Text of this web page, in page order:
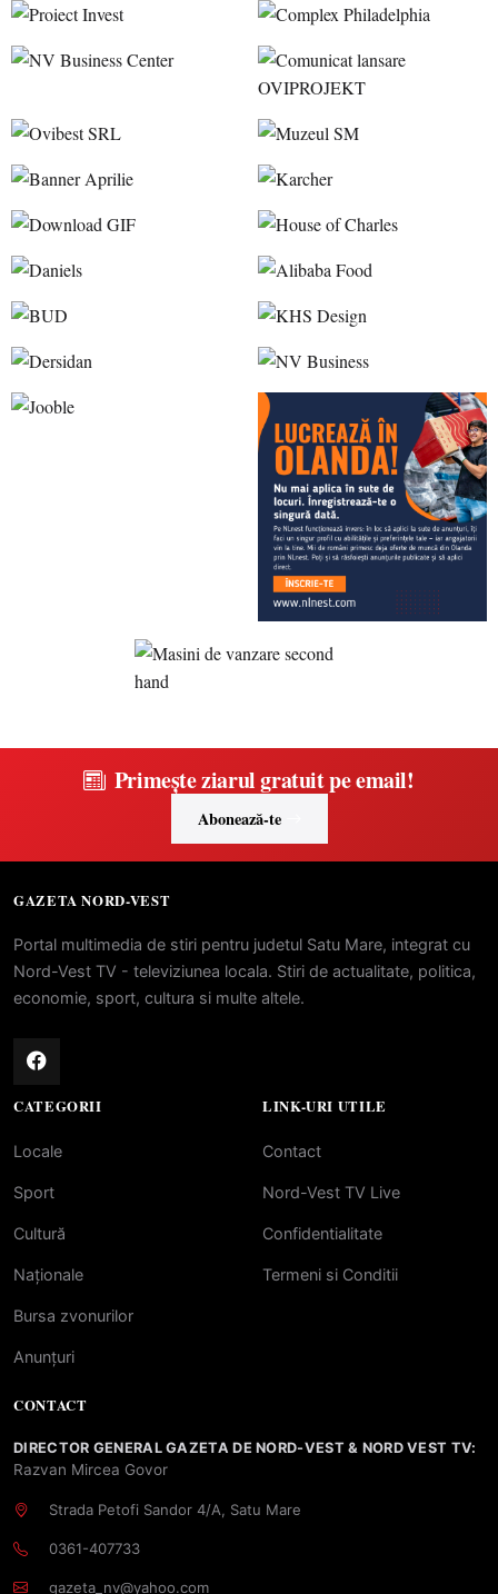
Primește ziarul gratuit pe email!
Abonează-te
GAZETA NORD-VEST
Portal multimedia de stiri pentru judetul Satu Mare, integrat cu
Nord-Vest TV - televiziunea locala. Stiri de actualitate, politica,
economie, sport, cultura si multe altele.
CATEGORII
Locale
Sport
Cultură
Naționale
Bursa zvonurilor
Anunțuri
LINK-URI UTILE
Contact
Nord-Vest TV Live
Confidentialitate
Termeni si Conditii
CONTACT
DIRECTOR GENERAL GAZETA DE NORD-VEST & NORD VEST TV:
Razvan Mircea Govor
Strada Petofi Sandor 4/A, Satu Mare
0361-407733
gazeta_nv@yahoo.com